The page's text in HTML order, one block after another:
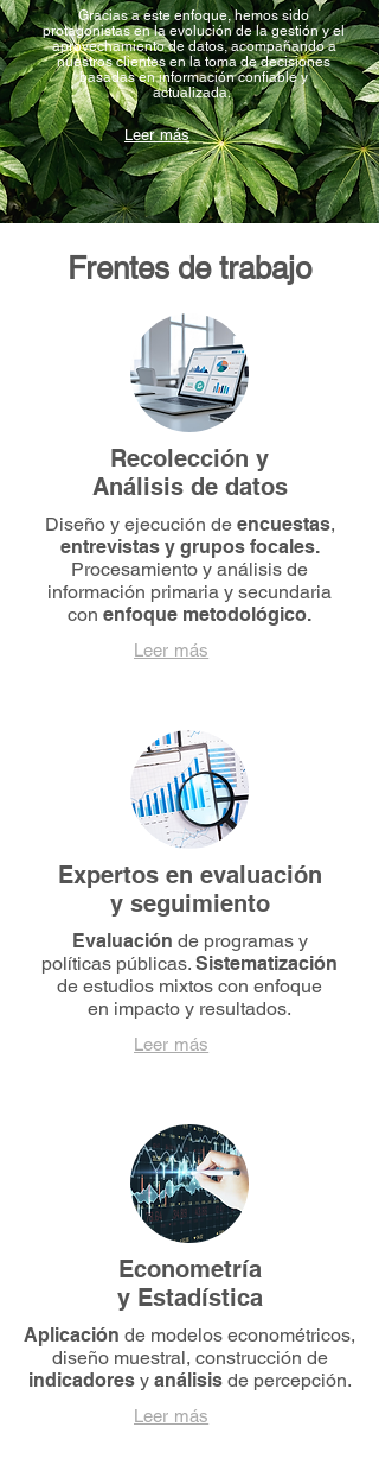
Gracias a este enfoque, hemos sido
protagonistas en la evolución de la gestióny el
aprovechamiento de datos, acompañandoa
nuestros clientes en la toma de decisiones
basadas en información confiable y
actualizada.
Leer más
Frentes de trabajo
Recolección y
Análisis de datos
Diseño y ejecución de encuestas,
entrevistas y grupos focales.
Procesamiento y análisis de
información primaria y secundaria
con enfoque metodológico.
Leer más
Expertos en evaluación
y seguimiento
Evaluación de programas y
políticas públicas. Sistematización
de estudios mixtos con enfoque
en impacto y resultados.
Leer más
Econometría
y Estadística
Aplicación de modelos econométricos,
diseño muestral, construcción de
indicadoresyanálisisde percepción.
Leer más